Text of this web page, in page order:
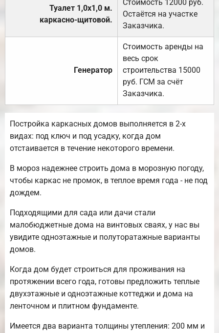
Туалет 1,0х1,0 м.
каркасно-щитовой.
Стоимость 12000 руб.
Остаётся на участке
Заказчика.
Генератор
Стоимость аренды на
весь срок
строительства 15000
руб. ГСМ за счёт
Заказчика.
Постройка каркасных домов выполняется в 2-х
видах: под ключ и под усадку, когда дом
отстаивается в течение некоторого времени.
В мороз надежнее строить дома в морозную погоду,
чтобы каркас не промок, в теплое время года - не под
дождем.
Подходящими для сада или дачи стали
малобюджетные дома на винтовых сваях, у нас вы
увидите одноэтажные и полуторатажные варианты
домов.
Когда дом будет строиться для проживания на
протяжении всего года, готовы предложить теплые
двухэтажные и одноэтажные коттеджи и дома на
ленточном и плитном фундаменте.
Имеется два варианта толщины утепления: 200 мм и